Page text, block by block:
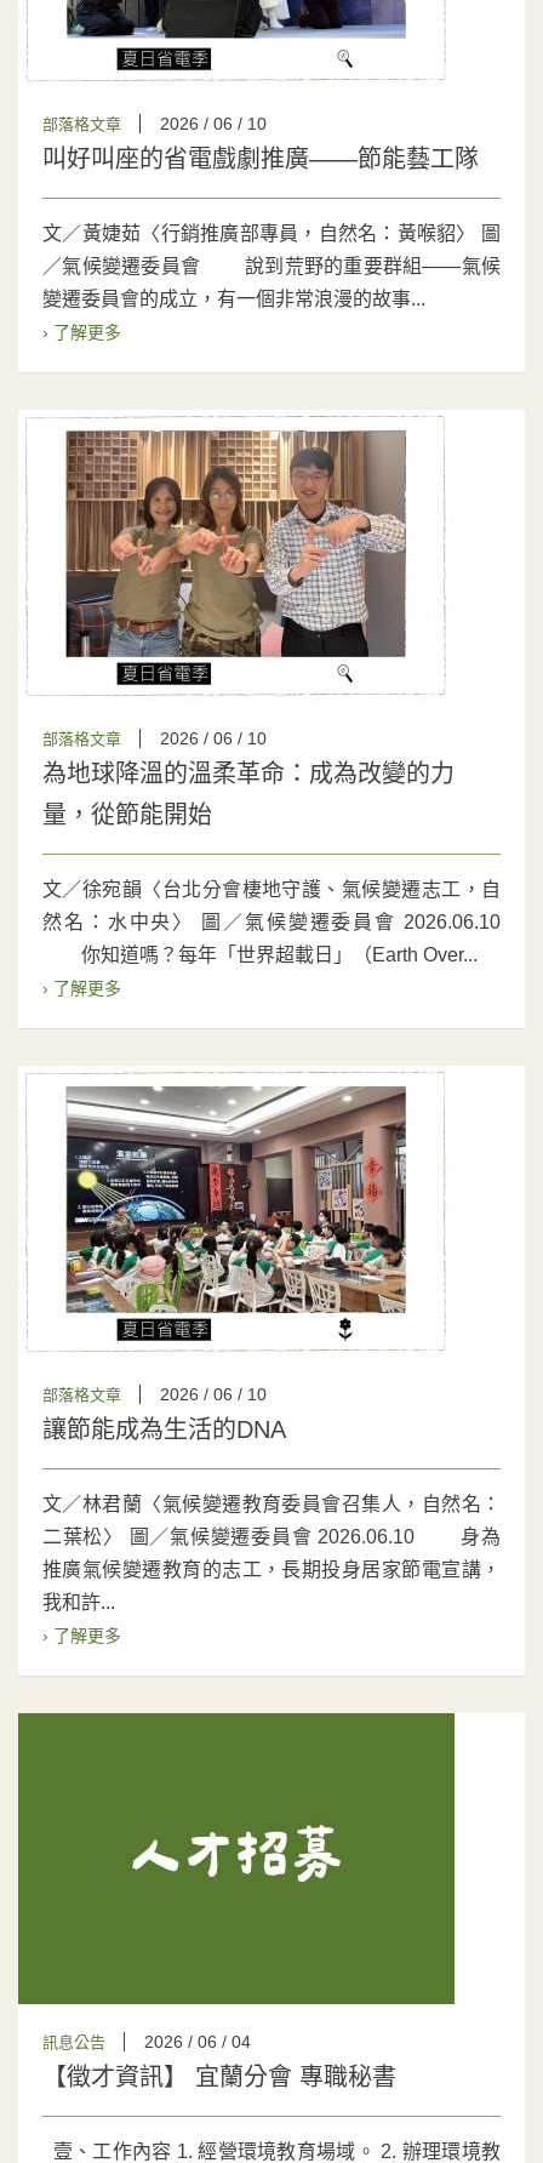
部落格文章 2026 / 06 / 10
叫好叫座的省電戲劇推廣——節能藝工隊
文／黃婕茹〈行銷推廣部專員，自然名：黃喉貂〉 圖
／氣候變遷委員會 說到荒野的重要群組——氣候
變遷委員會的成立，有一個非常浪漫的故事...
› 了解更多
部落格文章 2026 / 06 / 10
為地球降溫的溫柔革命：成為改變的力
量，從節能開始
文／徐宛韻〈台北分會棲地守護、氣候變遷志工，自
然名：水中央〉 圖／氣候變遷委員會 2026.06.10
你知道嗎？每年「世界超載日」（Earth Over...
› 了解更多
部落格文章 2026 / 06 / 10
讓節能成為生活的DNA
文／林君蘭〈氣候變遷教育委員會召集人，自然名：
二葉松〉 圖／氣候變遷委員會 2026.06.10 身為
推廣氣候變遷教育的志工，長期投身居家節電宣講，
我和許...
› 了解更多
訊息公告 2026 / 06 / 04
【徵才資訊】 宜蘭分會 專職秘書
壹、工作內容 1. 經營環境教育場域。 2. 辦理環境教